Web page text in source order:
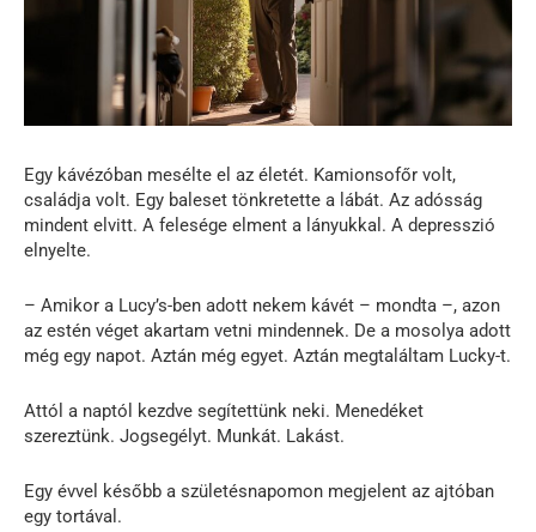
Egy kávézóban mesélte el az életét. Kamionsofőr volt,
családja volt. Egy baleset tönkretette a lábát. Az adósság
mindent elvitt. A felesége elment a lányukkal. A depresszió
elnyelte.
– Amikor a Lucy’s-ben adott nekem kávét – mondta –, azon
az estén véget akartam vetni mindennek. De a mosolya adott
még egy napot. Aztán még egyet. Aztán megtaláltam Lucky-t.
Attól a naptól kezdve segítettünk neki. Menedéket
szereztünk. Jogsegélyt. Munkát. Lakást.
Egy évvel később a születésnapomon megjelent az ajtóban
egy tortával.